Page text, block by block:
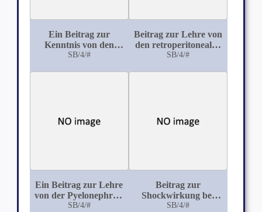
Ein Beitrag zur
Kenntnis von den
Leberveränderungen
SB/4/#
Beitrag zur Lehre von
den retroperitonealen
Hernien
SB/4/#
Ein Beitrag zur Lehre
von der Pyelonephritis
gravidaum et
SB/4/#
Beitrag zur
Shockwirkung bei
Schrotschüssen
SB/4/#